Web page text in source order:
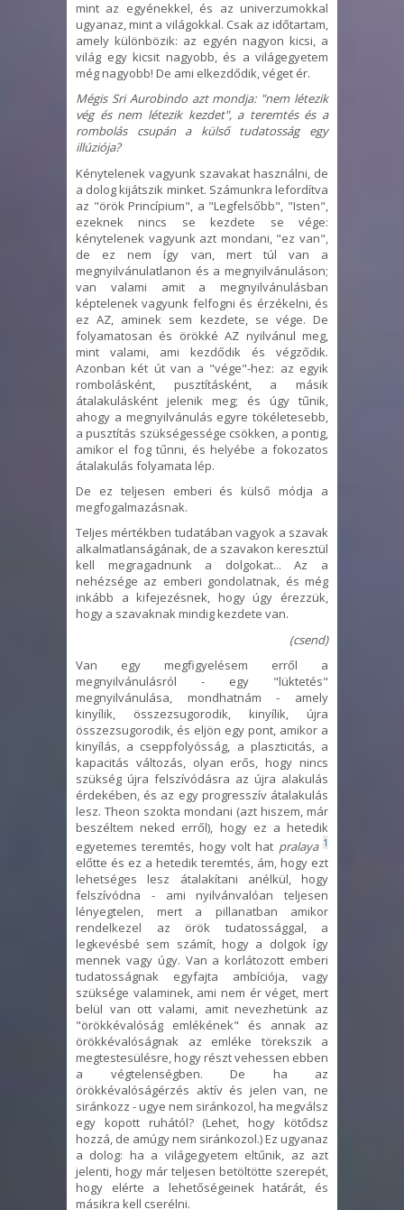
mint az egyénekkel, és az univerzumokkal
ugyanaz, mint a világokkal. Csak az időtartam,
amely különbözik: az egyén nagyon kicsi, a
világ egy kicsit nagyobb, és a világegyetem
még nagyobb! De ami elkezdődik, véget ér.
Mégis Sri Aurobindo azt mondja: "nem létezik
vég és nem létezik kezdet", a teremtés és a
rombolás csupán a külső tudatosság egy
illúziója?
Kénytelenek vagyunk szavakat használni, de
a dolog kijátszik minket. Számunkra lefordítva
az "örök Princípium", a "Legfelsőbb", "Isten",
ezeknek nincs se kezdete se vége:
kénytelenek vagyunk azt mondani, "ez van",
de ez nem így van, mert túl van a
megnyilvánulatlanon és a megnyilvánuláson;
van valami amit a megnyilvánulásban
képtelenek vagyunk felfogni és érzékelni, és
ez AZ, aminek sem kezdete, se vége. De
folyamatosan és örökké AZ nyilvánul meg,
mint valami, ami kezdődik és végződik.
Azonban két út van a "vége"-hez: az egyik
rombolásként, pusztításként, a másik
átalakulásként jelenik meg; és úgy tűnik,
ahogy a megnyilvánulás egyre tökéletesebb,
a pusztítás szükségessége csökken, a pontig,
amikor el fog tűnni, és helyébe a fokozatos
átalakulás folyamata lép.
De ez teljesen emberi és külső módja a
megfogalmazásnak.
Teljes mértékben tudatában vagyok a szavak
alkalmatlanságának, de a szavakon keresztül
kell megragadnunk a dolgokat... Az a
nehézsége az emberi gondolatnak, és még
inkább a kifejezésnek, hogy úgy érezzük,
hogy a szavaknak mindig kezdete van.
(csend)
Van egy megfigyelésem erről a
megnyilvánulásról - egy "lüktetés"
megnyilvánulása, mondhatnám - amely
kinyílik, összezsugorodik, kinyílik, újra
összezsugorodik, és eljön egy pont, amikor a
kinyílás, a cseppfolyósság, a plaszticitás, a
kapacitás változás, olyan erős, hogy nincs
szükség újra felszívódásra az újra alakulás
érdekében, és az egy progresszív átalakulás
lesz. Theon szokta mondani (azt hiszem, már
beszéltem neked erről), hogy ez a hetedik
egyetemes teremtés, hogy volt hat pralaya 1
előtte és ez a hetedik teremtés, ám, hogy ezt
lehetséges lesz átalakítani anélkül, hogy
felszívódna - ami nyilvánvalóan teljesen
lényegtelen, mert a pillanatban amikor
rendelkezel az örök tudatossággal, a
legkevésbé sem számít, hogy a dolgok így
mennek vagy úgy. Van a korlátozott emberi
tudatosságnak egyfajta ambíciója, vagy
szüksége valaminek, ami nem ér véget, mert
belül van ott valami, amit nevezhetünk az
"örökkévalóság emlékének" és annak az
örökkévalóságnak az emléke törekszik a
megtestesülésre, hogy részt vehessen ebben
a végtelenségben. De ha az
örökkévalóságérzés aktív és jelen van, ne
siránkozz - ugye nem siránkozol, ha megválsz
egy kopott ruhától? (Lehet, hogy kötődsz
hozzá, de amúgy nem siránkozol.) Ez ugyanaz
a dolog: ha a világegyetem eltűnik, az azt
jelenti, hogy már teljesen betöltötte szerepét,
hogy elérte a lehetőségeinek határát, és
másikra kell cserélni.